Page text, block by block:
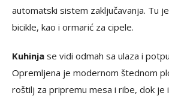
automatski sistem zaključavanja. Tu
bicikle, kao i ormarić za cipele.
Kuhinja se vidi odmah sa ulaza i
Opremljena je modernom štednom
roštilj za pripremu mesa i ribe, dok je